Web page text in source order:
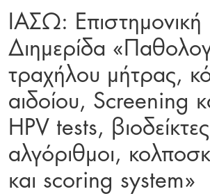
ΙΑΣΩ: Επιστημονική
Διημερίδα
τραχήλου μήτρας,
αιδοίου, Screening
HPV tests,
αλγόριθμοι,
και scoring system»